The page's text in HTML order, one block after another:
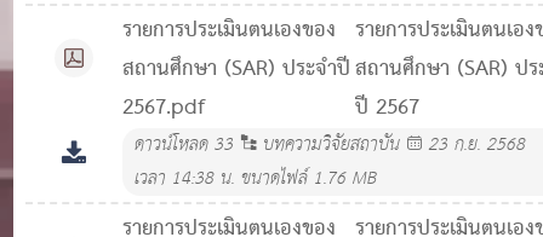
รายการประเมินตนเองของ
สถานศึกษา (SAR) ประจำปี
2567.pdf
รายการประเมินตนเอ
สถานศึกษา (SAR) ปร
ปี 2567
ดาวน์โหลด33 บทความวิจัยสถาบัน
23 ก.ย. 2568
เวลา 14:38 น. ขนาดไฟล์ 1.76 MB